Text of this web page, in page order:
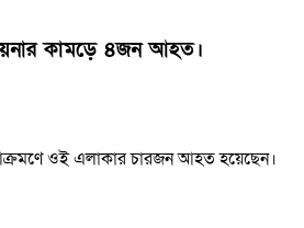
কামড়ে ৪জন আহত।
ওই এলাকার চারজন আহত হয়েছেন।